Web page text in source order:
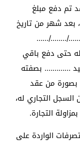
تم دفع مبلغ
شهر من تاريخ
……./……../……
له حتى دفع باقي
…………. بصفته
بصورة من عقد
السجل التجاري له،
التجارة.
الواردة على